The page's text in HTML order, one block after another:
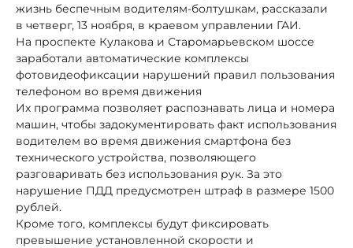
жизнь беспечным водителям-болтушкам, рассказали
в четверг, 13 ноября, в краевом управлении ГАИ.
На проспекте Кулакова и Старомарьевском шоссе
заработали автоматические комплексы
фотовидеофиксации нарушений правил пользования
телефоном во время движения
Их программа позволяет распознавать лица и номера
машин, чтобы задокументировать факт использования
водителем во время движения смартфона без
технического устройства, позволяющего
разговаривать без использования рук. За это
нарушение ПДД предусмотрен штраф в размере 1500
рублей.
Кроме того, комплексы будут фиксировать
превышение установленной скорости и